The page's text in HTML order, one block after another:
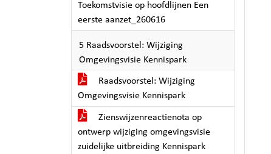
Toekomstvisie op hoofdlijnen Een
eerste aanzet_260616
5 Raadsvoorstel: Wijziging
Omgevingsvisie Kennispark
Raadsvoorstel: Wijziging
Omgevingsvisie Kennispark
Zienswijzenreactienota op
ontwerp wijziging omgevingsvisie
zuidelijke uitbreiding Kennispark